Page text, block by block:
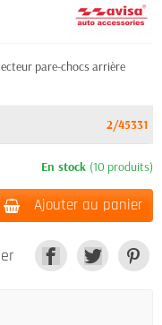
pare-chocs arrière
2/45331
En stock (10 produits)
Ajouter au panier